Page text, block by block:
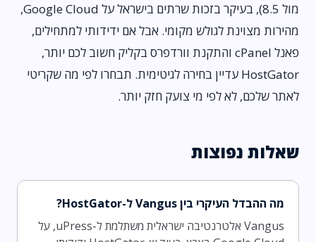
מול 8.5), בעיקר בזכות שרתים בישראל על Google Cloud,
מהירות מצוינת לגולש מקומי. אבל אם ידידותי למתחילים,
פאנל cPanel והתקנת וורדפרס בקליק חשוב לכם יותר,
HostGator עדיין בחירה לגיטימית. תבחרו לפי מה שקריטי
לאתר שלכם, לא לפי מי צועק חזק יותר.
שאלות נפוצות
מה ההבדל העיקרי בין Vangus ל-HostGator?
Vangus אלטרנטיבה ישראלית משתלמת ל-uPress, על